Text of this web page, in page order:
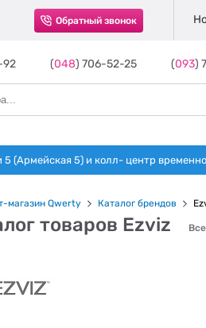
Обратный звонок
92 (048) 706-52-25 (093)
(Армейская 5) и колл- центр
магазин Qwerty Каталог брендов
товаров Ezviz